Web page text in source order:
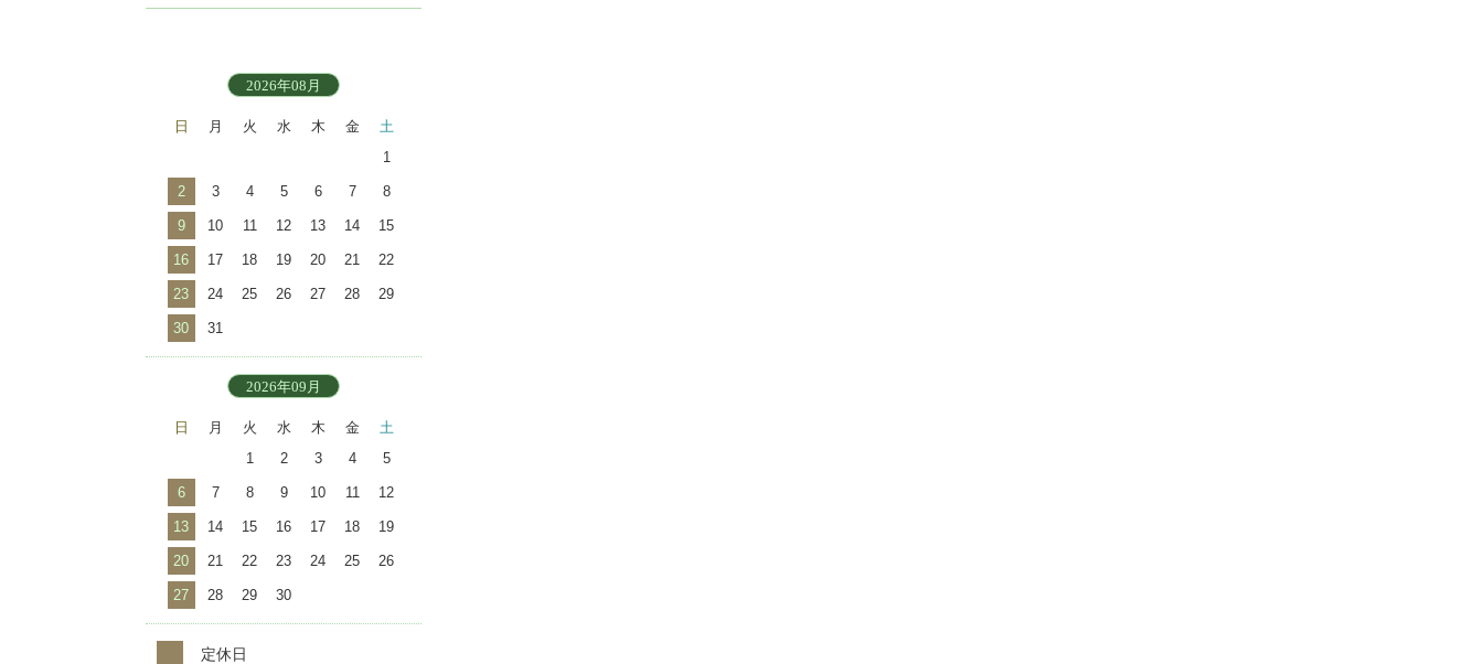
2026年08月
日 月 火 水 木 金
土
1
2 3 4 5 6 7 8
9 10 11 12 13 14 15
16 17 18 19 20 21 22
23 24 25 26 27 28 29
30 31
2026年09月
日 月 火 水 木 金
土
1
2 3 4 5
6 7 8 9 10 11 12
13 14 15 16 17 18 19
20 21 22 23 24 25 26
27 28 29 30
定休日